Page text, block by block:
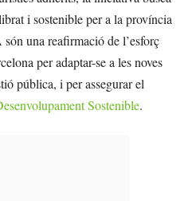
i sostenible per a la província
una reafirmació de l’esforç
per adaptar-se a les noves
pública, i per assegurar el
Sostenible.